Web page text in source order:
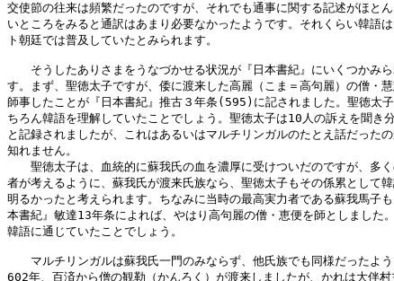
交使節の往来は頻繁だったのですが、それでも通事に関する記述がほと
いところをみると通訳はあまり必要なかったようです。それくらい韓語
ト朝廷では普及していたとみられます。
そうしたありさまをうなづかせる状況が『日本書紀』にいくつかみら
す。まず、聖徳太子ですが、倭に渡来した高麗（こま＝高句麗）の僧・
師事したことが『日本書紀』推古３年条(595)に記されました。聖徳太
ちろん韓語を理解していたことでしょう。聖徳太子は10人の訴えを聞き
と記録されましたが、これはあるいはマルチリンガルのたとえ話だったの
知れません。
聖徳太子は、血統的に蘇我氏の血を濃厚に受けついだのですが、多
者が考えるように、蘇我氏が渡来氏族なら、聖徳太子もその係累として
明るかったと考えられます。ちなみに当時の最高実力者である蘇我馬子も
本書紀』敏達13年条によれば、やはり高句麗の僧・恵便を師としました。
韓語に通じていたことでしょう。
マルチリンガルは蘇我氏一門のみならず、他氏族でも同様だったよう
602年、百済から僧の観勒（かんろく）が渡来しましたが、かれは大伴村